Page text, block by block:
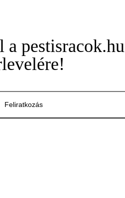
a pestisracok.hu
Feliratkozás